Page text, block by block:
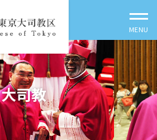
大司教